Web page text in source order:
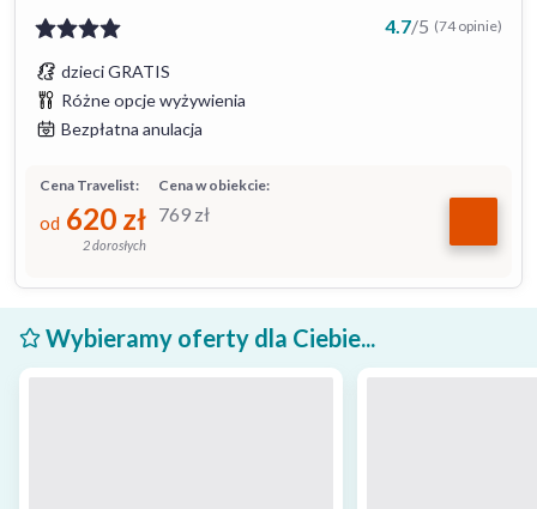
4.7/5 (74 opinie)
dzieci GRATIS
Różne opcje wyżywienia
Bezpłatna anulacja
Cena w obiekcie:
769 zł
Cena Travelist:
od 620 zł
2 dorosłych
Wybieramy oferty dla Ciebie...